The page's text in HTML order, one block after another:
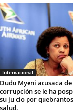
Internacional
Dudu Myeni acusada de
corrupción se le ha
su juicio por
salud.